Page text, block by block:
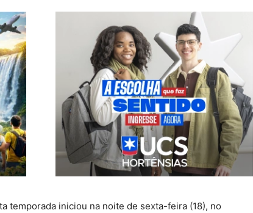
temporada iniciou na noite de sexta-feira (18), no